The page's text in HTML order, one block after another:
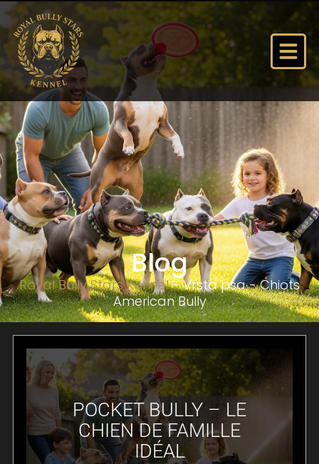
Blog
Royal Bully Stars Kennel-Vrsta psa-Chiots
American Bully
POCKET BULLY – LE
CHIEN DE FAMILLE
IDÉAL